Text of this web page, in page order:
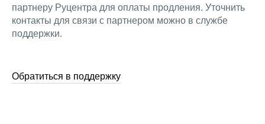
партнеру Руцентра для оплаты продления. Уточнить
контакты для связи с партнером можно в службе
поддержки.
Обратиться в поддержку